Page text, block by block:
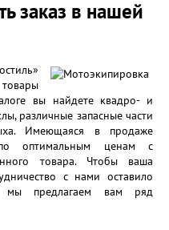
заказ в нашей
вы найдете квадро- и
различные запасные части
Имеющаяся в продаже
по оптимальным ценам с
товара. Чтобы ваша
с нами оставило
мы предлагаем вам ряд